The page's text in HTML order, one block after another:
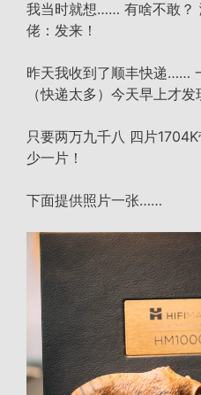
我当时就想…… 有啥不敢
佬：发来！
昨天我收到了顺丰快递……
（快递太多）今天早上才
只要两万九千八 四片
少一片！
下面提供照片一张……